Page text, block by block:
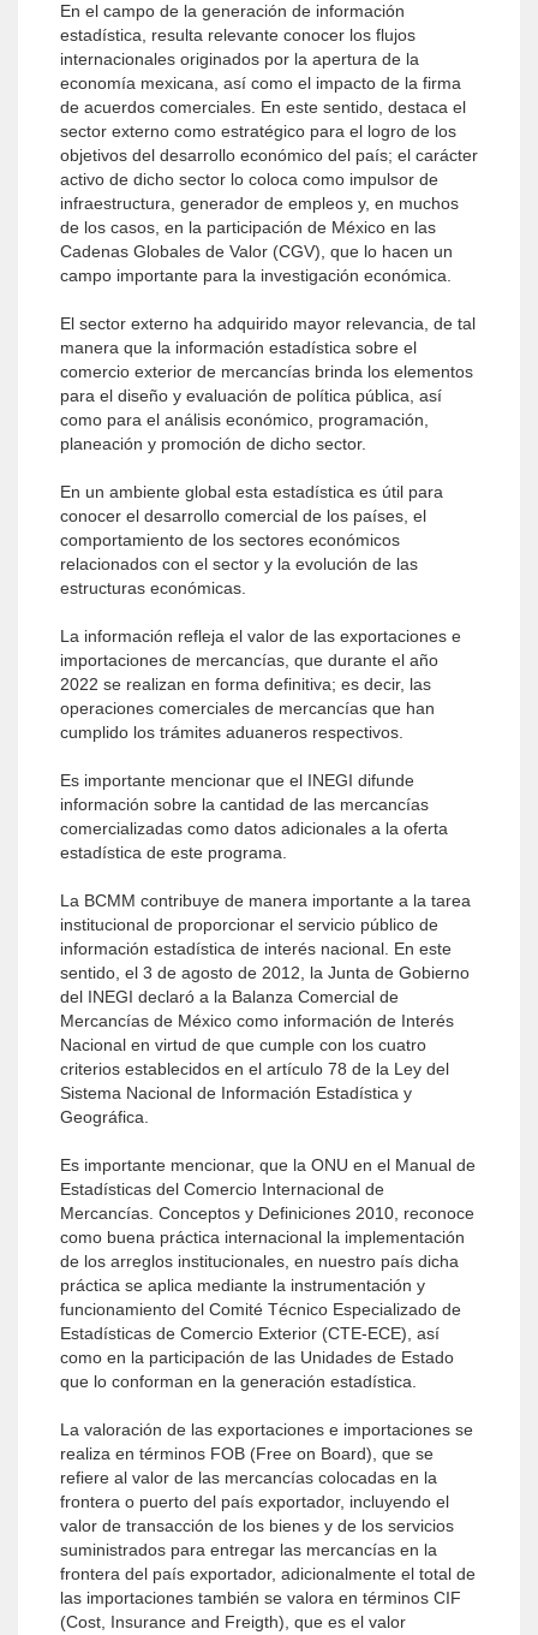
En el campo de la generación de información
estadística, resulta relevante conocer los flujos
internacionales originados por la apertura de la
economía mexicana, así como el impacto de la firma
de acuerdos comerciales. En este sentido, destaca el
sector externo como estratégico para el logro de los
objetivos del desarrollo económico del país; el carácter
activo de dicho sector lo coloca como impulsor de
infraestructura, generador de empleos y, en muchos
de los casos, en la participación de México en las
Cadenas Globales de Valor (CGV), que lo hacen un
campo importante para la investigación económica.
El sector externo ha adquirido mayor relevancia, de tal
manera que la información estadística sobre el
comercio exterior de mercancías brinda los elementos
para el diseño y evaluación de política pública, así
como para el análisis económico, programación,
planeación y promoción de dicho sector.
En un ambiente global esta estadística es útil para
conocer el desarrollo comercial de los países, el
comportamiento de los sectores económicos
relacionados con el sector y la evolución de las
estructuras económicas.
La información refleja el valor de las exportaciones e
importaciones de mercancías, que durante el año
2022 se realizan en forma definitiva; es decir, las
operaciones comerciales de mercancías que han
cumplido los trámites aduaneros respectivos.
Es importante mencionar que el INEGI difunde
información sobre la cantidad de las mercancías
comercializadas como datos adicionales a la oferta
estadística de este programa.
La BCMM contribuye de manera importante a la tarea
institucional de proporcionar el servicio público de
información estadística de interés nacional. En este
sentido, el 3 de agosto de 2012, la Junta de Gobierno
del INEGI declaró a la Balanza Comercial de
Mercancías de México como información de Interés
Nacional en virtud de que cumple con los cuatro
criterios establecidos en el artículo 78 de la Ley del
Sistema Nacional de Información Estadística y
Geográfica.
Es importante mencionar, que la ONU en el Manual de
Estadísticas del Comercio Internacional de
Mercancías. Conceptos y Definiciones 2010, reconoce
como buena práctica internacional la implementación
de los arreglos institucionales, en nuestro país dicha
práctica se aplica mediante la instrumentación y
funcionamiento del Comité Técnico Especializado de
Estadísticas de Comercio Exterior (CTE-ECE), así
como en la participación de las Unidades de Estado
que lo conforman en la generación estadística.
La valoración de las exportaciones e importaciones se
realiza en términos FOB (Free on Board), que se
refiere al valor de las mercancías colocadas en la
frontera o puerto del país exportador, incluyendo el
valor de transacción de los bienes y de los servicios
suministrados para entregar las mercancías en la
frontera del país exportador, adicionalmente el total de
las importaciones también se valora en términos CIF
(Cost, Insurance and Freigth), que es el valor